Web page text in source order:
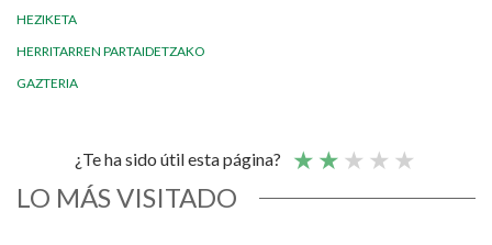
HEZIKETA
HERRITARREN PARTAIDETZAKO
GAZTERIA
¿Te ha sido útil esta página?
LO MÁS VISITADO